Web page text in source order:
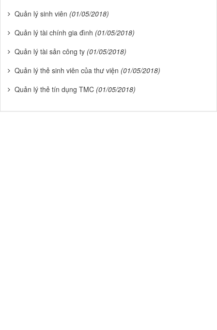
Quản lý sinh viên (01/05/2018)
Quản lý tài chính gia đình (01/05/2018)
Quản lý tài sản công ty (01/05/2018)
Quản lý thẻ sinh viên của thư viện (01/05/2018)
Quản lý thẻ tín dụng TMC (01/05/2018)